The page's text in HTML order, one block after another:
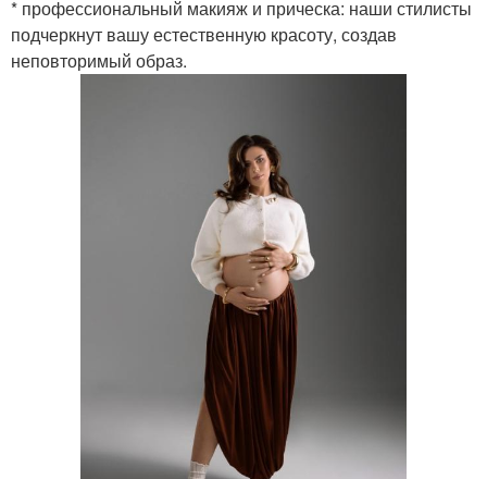
* профессиональный макияж и прическа: наши стилисты
подчеркнут вашу естественную красоту, создав
неповторимый образ.